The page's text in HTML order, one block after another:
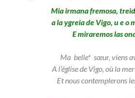
Mia irmana fremosa,
a la ygreia de Vigo, u e o
E miraremos las
Ma belle* sœur, viens
A l’église de Vigo, où la
Et nous contemplerons